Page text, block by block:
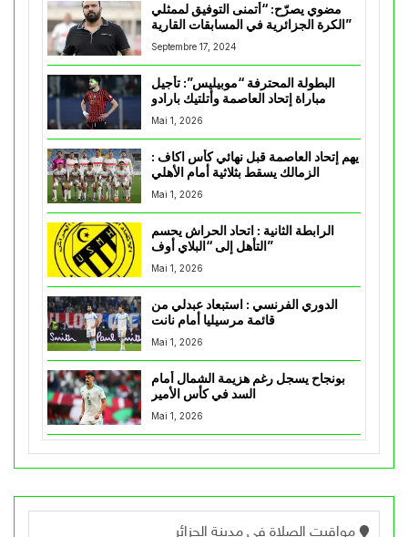
مضوي يصرّح: “أتمنى التوفيق لممثلي
الكرة الجزائرية في المسابقات القارية”
Septembre 17, 2024
البطولة المحترفة “موبيليس”: تأجيل
مباراة إتحاد العاصمة وأتلتيك بارادو
Mai 1, 2026
يهم إتحاد العاصمة قبل نهائي كأس اكاف :
Mai 1, 2026
الرابطة الثانية : اتحاد الحراش يحسم
التأهل إلى “البلاي أوف”
Mai 1, 2026
الدوري الفرنسي : استبعاد عبدلي من
قائمة مرسيليا أمام نانت
Mai 1, 2026
بونجاح يسجل رغم هزيمة الشمال أمام
السد في كأس الأمير
Mai 1, 2026